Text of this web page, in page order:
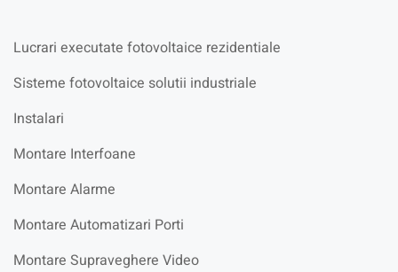
Lucrari executate fotovoltaice rezidentiale
Sisteme fotovoltaice solutii industriale
Instalari
Montare Interfoane
Montare Alarme
Montare Automatizari Porti
Montare Supraveghere Video